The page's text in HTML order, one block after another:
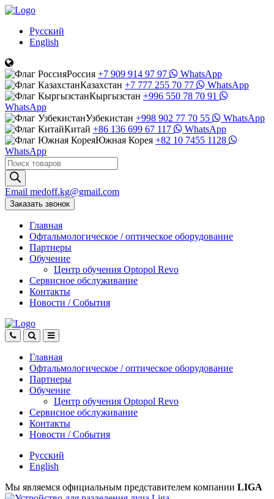
Русский
English
Россия +7 909 914 97 97
WhatsApp
Казахстан +7 777 255 70 77
WhatsApp
Кыргызстан +996 550 78 70 91
WhatsApp
Узбекистан +998 902 77 70 55
WhatsApp
Китай +86 136 699 67 117
WhatsApp
Южная Корея +82 10 7455 1128
WhatsApp
Поиск
товаров
Email medoff.kg@gmail.com
Заказать звонок
Главная
Офтальмологическое / оптическое оборудование
Партнеры
Обучение
Центр обучения Оptopol Revo
Сервисное обслуживание
Контакты
Новости / События
Главная
Офтальмологическое / оптическое оборудование
Партнеры
Обучение
Центр обучения Оptopol Revo
Сервисное обслуживание
Контакты
Новости / События
Русский
English
Мы являемся официальным представителем компании LIGA